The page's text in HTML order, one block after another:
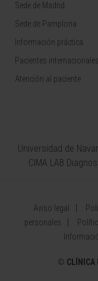
Sede de Madrid
Sede de Pamplona
Información práctica
Pacientes internacionales
Atención al paciente
Universidad de
CIMA LAB
Aviso legal
personales
© CLÍNICA